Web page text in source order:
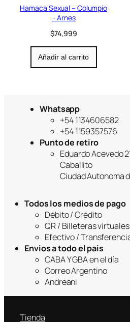
Hamaca Sexual – Columpio
– Arnes
$74,999
Añadir al carrito
Whatsapp
+54 1134606582
+54 1159357576
Punto de retiro
Eduardo Acevedo
Caballito
Ciudad Autonoma
Todos los medios de pago
Débito / Crédito
QR / Billeteras virtuales
Efectivo /
Envios a todo el pais
CABA Y GBA en el día
Correo Argentino
Andreani
Tienda